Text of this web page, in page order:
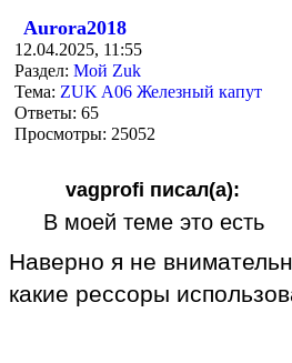
Aurora2018
12.04.2025, 11:55
Раздел: Мой Zuk
Тема: ZUK A06 Железный капут
Ответы: 65
Просмотры: 25052
vagprofi писал(а):
В моей теме это есть
Наверно я не
какие рессоры